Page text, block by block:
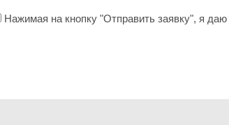
Нажимая на кнопку "Отправить заявку", я даю